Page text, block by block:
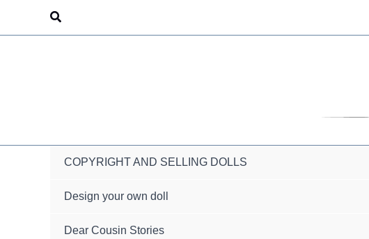
Search
COPYRIGHT AND SELLING DOLLS
Design your own doll
Dear Cousin Stories